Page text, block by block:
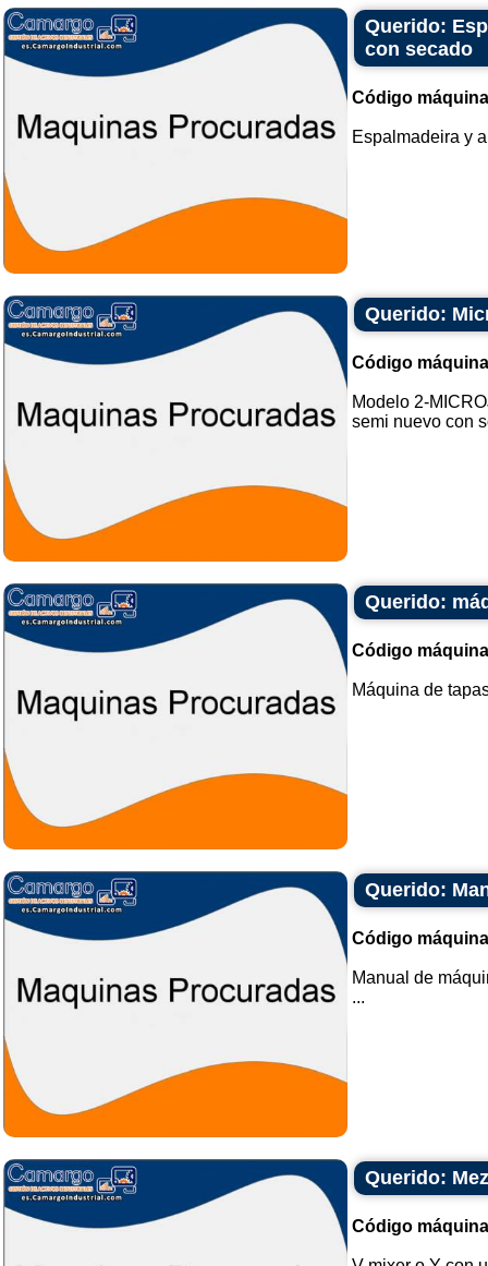
Querido:
con secado
Código
Espalmadeira y
Querido:
Código
Modelo 2-
semi nuevo con
Querido:
Código
Máquina de
Querido:
Código
Manual de
...
Querido:
Código